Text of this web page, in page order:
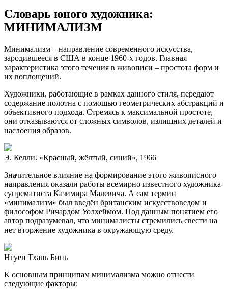
Словарь юного художника:
МИНИМАЛИЗМ
Минимализм – направление современного искусства,
зародившееся в США в конце 1960-х годов. Главная
характеристика этого течения в живописи – простота форм и
их воплощений.
Художники, работающие в рамках данного стиля, передают
содержание полотна с помощью геометрических абстракций и
объективного подхода. Стремясь к максимальной простоте,
они отказываются от сложных символов, излишних деталей и
наслоения образов.
Э. Келли. «Красный, жёлтый, синий», 1966
Значительное влияние на формирование этого живописного
направления оказали работы всемирно известного художника-
супрематиста Казимира Малевича. А сам термин
«минимализм» был введён британским искусствоведом и
философом Ричардом Уолхеймом. Под данным понятием его
автор подразумевал, что минималисты стремились свести на
нет вторжение художника в окружающую среду.
Нгуен Тхань Бинь
К основным принципам минимализма можно отнести
следующие факторы: